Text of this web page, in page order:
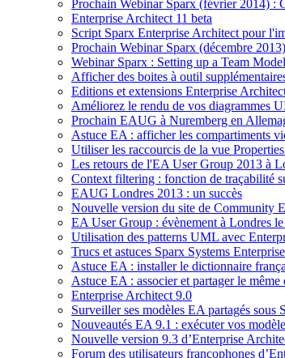
Prochain Webinar Sparx (février 2014) :
Enterprise Architect 11 beta
Script Sparx Enterprise Architect pour
Prochain Webinar Sparx (décembre
Webinar Sparx : Setting up a Team
Afficher des boites à outil
Editions et extensions Enterprise
Améliorez le rendu de vos diagrammes
Prochain EAUG à Nuremberg en
Astuce EA : afficher les compartiments
Utiliser les raccourcis de la vue
Les retours de l'EA User Group 2013 à
Context filtering : fonction de traçabilité
EAUG Londres 2013 : un succès
Nouvelle version du site de Community
EA User Group : évènement à Londres
Utilisation des patterns UML avec
Trucs et astuces Sparx Systems
Astuce EA : installer le dictionnaire
Astuce EA : associer et partager le
Enterprise Architect 9.0
Surveiller ses modèles EA partagés
Nouveautés EA 9.1 : exécuter vos
Nouvelle version 9.3 d’Enterprise
Forum des utilisateurs francophones